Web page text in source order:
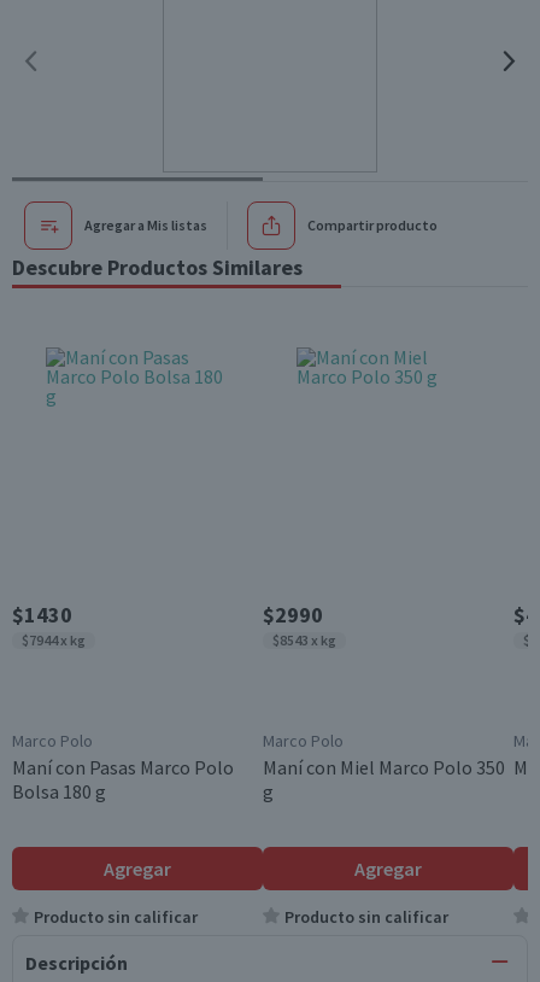
Agregar a Mis listas Compartir producto
Descubre Productos Similares
$1430
$7944 x kg
Marco Polo
Maní con Pasas Marco Polo
Bolsa 180 g
Agregar
Producto sin calificar
$2990
$8543 x kg
Marco Polo
Maní con Miel Marco Polo 350
g
Agregar
Producto sin calificar
Descripción